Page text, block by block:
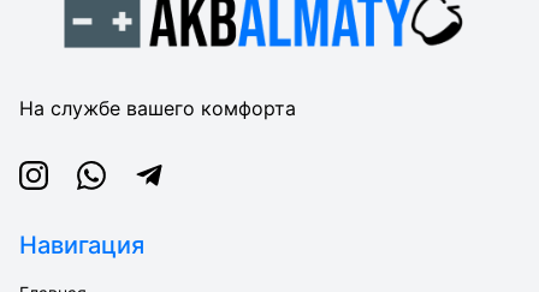
На службе вашего комфорта
InstagramWhatsappTelegram
Навигация